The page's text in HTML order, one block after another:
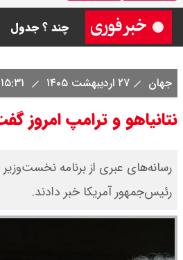
چند ؟ جدول
به تنگه هرمز
جهان ۲۷ اردیبهشت ۱۴۰۵
نتانیاهو و ترامپ امروز
رسانه‌های عبری از برنامه
رئیس‌جمهور آمریکا خبر دادند.